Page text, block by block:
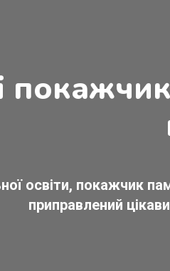
освіти, покажчик
приправлений